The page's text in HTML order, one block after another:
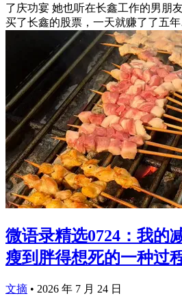
了庆功宴 她也听在长鑫工作的男朋
买了长鑫的股票，一天就赚了了五
微语录精选0724：我的
瘦到胖得想死的一种过
文摘 • 2026 年 7 月 24 日